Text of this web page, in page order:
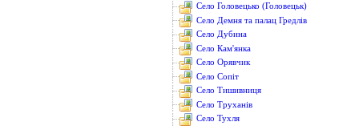
Село Головецько (Головецьк)
Село Демня та палац Гредлів
Село Дубина
Село Кам'янка
Село Орявчик
Село Сопіт
Село Тишивниця
Село Труханів
Село Тухля